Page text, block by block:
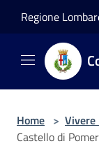
Regione
Home > Vivere
Castello di